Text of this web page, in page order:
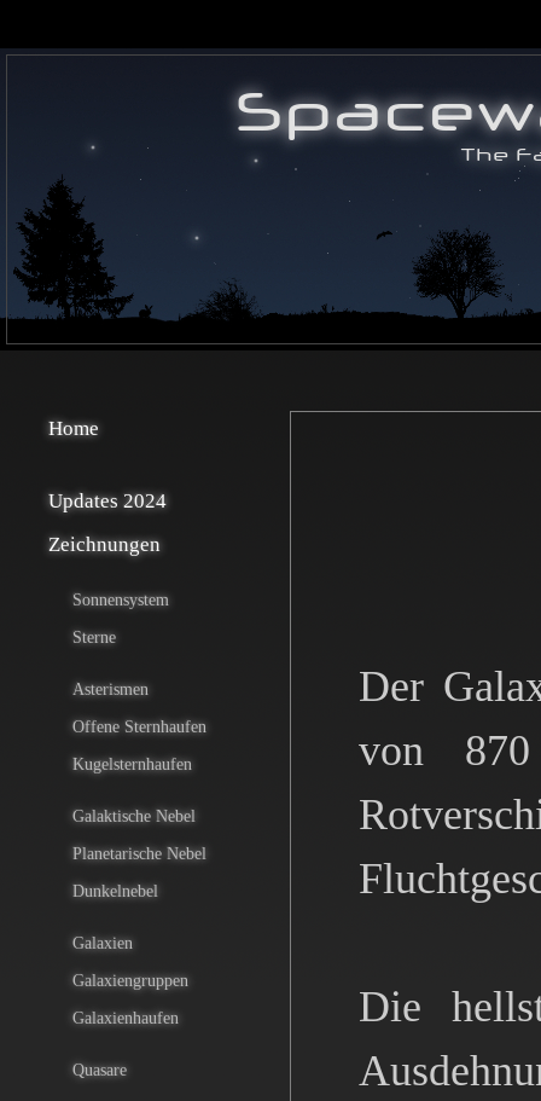
Home
Updates 2024
Zeichnungen
Sonnensystem
Sterne
Asterismen
Offene Sternhaufen
Kugelsternhaufen
Galaktische Nebel
Planetarische Nebel
Dunkelnebel
Galaxien
Galaxiengruppen
Galaxienhaufen
Quasare
Der
von
Die